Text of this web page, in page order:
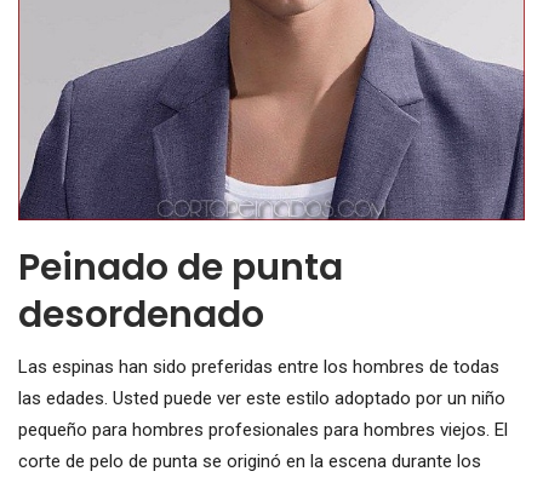
Peinado de punta
desordenado
Las espinas han sido preferidas entre los hombres de todas
las edades. Usted puede ver este estilo adoptado por un niño
pequeño para hombres profesionales para hombres viejos. El
corte de pelo de punta se originó en la escena durante los